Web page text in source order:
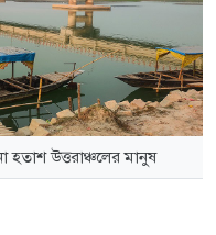
হতাশ উত্তরাঞ্চলের মানুষ